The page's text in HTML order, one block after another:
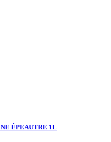
ÉPEAUTRE 1L